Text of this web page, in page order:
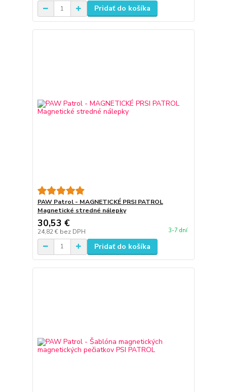
Pridať do košíka
PAW Patrol - MAGNETICKÉ PRSI PATROL
Magnetické stredné nálepky
30,53 €
24,82 € bez DPH 3-7 dní
Pridať do košíka